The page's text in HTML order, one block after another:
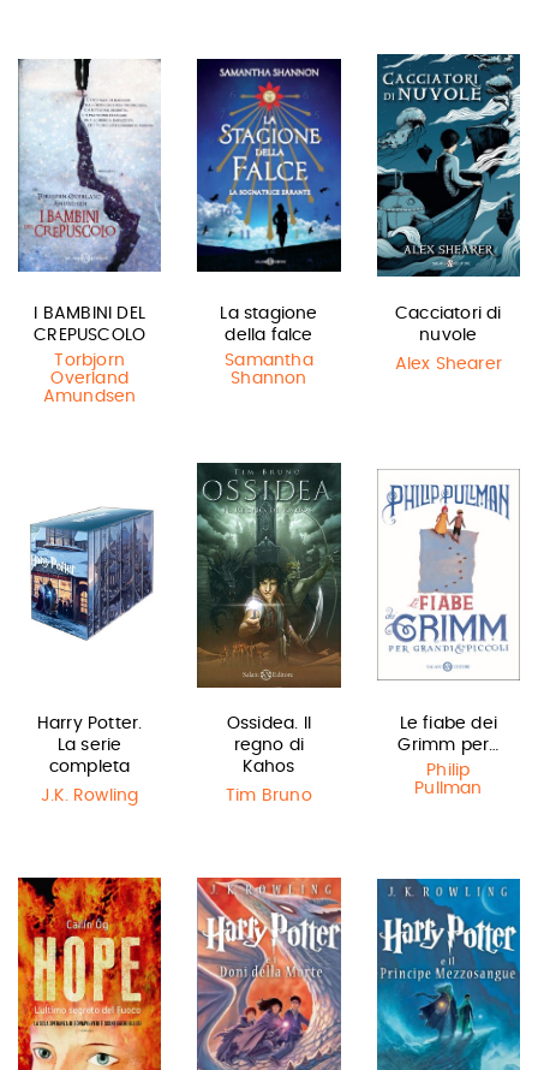
I BAMBINI DEL
CREPUSCOLO
Torbjorn
Overland
Amundsen
La stagione
della falce
Samantha
Shannon
Cacciatori di
nuvole
Alex Shearer
Harry Potter.
La serie
completa
J.K. Rowling
Ossidea. Il
regno di
Kahos
Tim Bruno
Le fiabe dei
Grimm per…
Philip
Pullman